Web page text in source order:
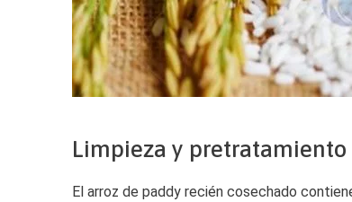
Limpieza y pretratamiento
El arroz de paddy recién cosechado